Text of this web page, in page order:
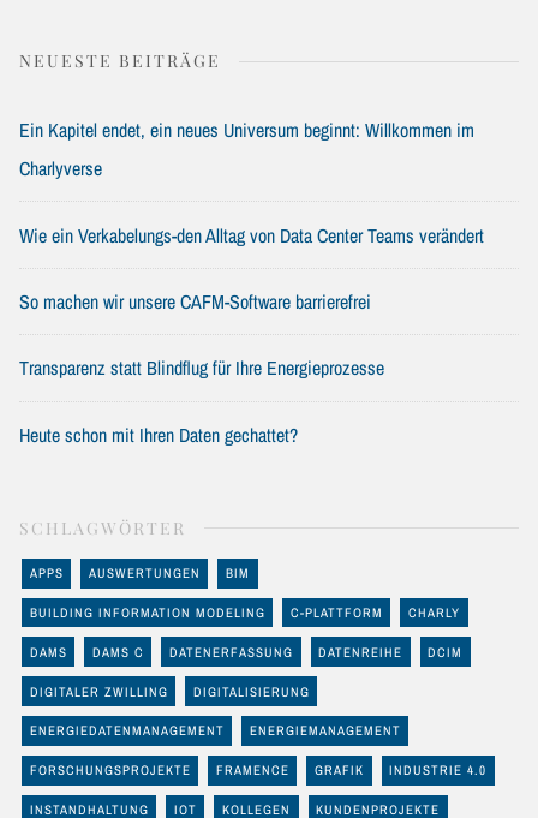
NEUESTE BEITRÄGE
Ein Kapitel endet, ein neues Universum beginnt: Willkommen im
Charlyverse
Wie ein Verkabelungs-den Alltag von Data Center Teams verändert
So machen wir unsere CAFM-Software barrierefrei
Transparenz statt Blindflug für Ihre Energieprozesse
Heute schon mit Ihren Daten gechattet?
SCHLAGWÖRTER
APPS AUSWERTUNGEN BIM
BUILDING INFORMATION MODELING C-PLATTFORM CHARLY
DAMS DAMS C DATENERFASSUNG DATENREIHE DCIM
DIGITALER ZWILLING DIGITALISIERUNG
ENERGIEDATENMANAGEMENT ENERGIEMANAGEMENT
FORSCHUNGSPROJEKTE FRAMENCE GRAFIK INDUSTRIE 4.0
INSTANDHALTUNG IOT KOLLEGEN KUNDENPROJEKTE